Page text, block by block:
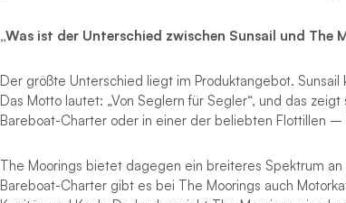
„Was ist der Unterschied zwischen Sunsail und The
Der größte Unterschied liegt im Produktangebot.
Das Motto lautet: „Von Seglern für Segler“, und das
Bareboat-Charter oder in einer der beliebten Flottillen –
The Moorings bietet dagegen ein breiteres Spektrum
Bareboat-Charter gibt es bei The Moorings auch